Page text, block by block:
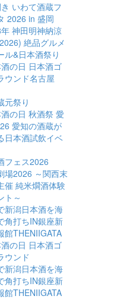
いわて酒蔵フ
2026 in 盛岡
神田明神納涼
絶品グルメ
&日本酒祭り
の日 日本酒ゴ
ウンド名古屋
元祭り
の日 秋酒祭 愛
愛知の酒蔵が
日本酒試飲イベ
フェス2026
場2026 ～関西末
催 純米燗酒体験
ト～
新潟日本酒を海
角打ちIN銀座新
館THENIIGATA
の日 日本酒ゴ
ウンド
新潟日本酒を海
角打ちIN銀座新
館THENIIGATA